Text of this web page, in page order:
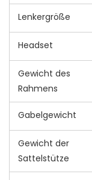
Lenkergröße
Headset
Gewicht des
Rahmens
Gabelgewicht
Gewicht der
Sattelstütze